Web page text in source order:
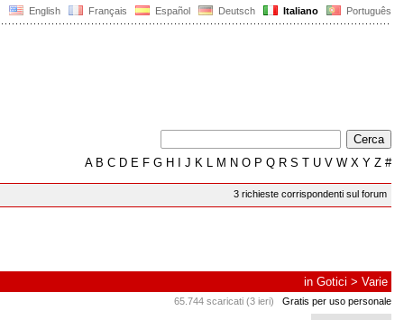
English Français Español Deutsch Italiano Português
AB C D E F G H J K L M N O P Q R S T U V W X Y Z #
3 richieste corrispondenti sul forum
in Gotici > Varie
65.744 scaricati (3 ieri) Gratis per uso personale